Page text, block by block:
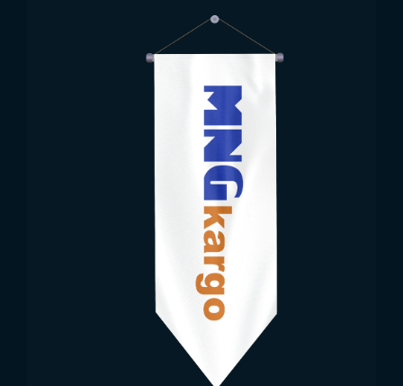
الدولية وفي مجالات متعددة. وبالمثل، يمكن استخدام أعلام
جنوب السودان في أي مكان يمثل فيه البلد. وبما أن الأعلام
من القيم الوطنية، فإنها تُستخدم بشكل كبير في المؤسسات
الرسمية والحكومية. وتُستخدم الأعلام أيضًا في المدارس
أعلام الدول